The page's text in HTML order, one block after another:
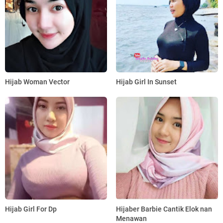
Hijab Woman Vector Hijab Girl In Sunset
Hijab Girl For Dp
Hijaber Barbie Cantik Elok nan
Menawan